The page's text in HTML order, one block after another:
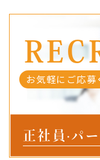
お気軽にご応募
正社員·パ